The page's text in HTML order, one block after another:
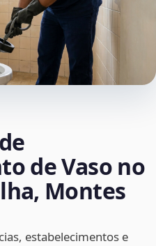
de Vaso no
Montes
estabelecimentos e